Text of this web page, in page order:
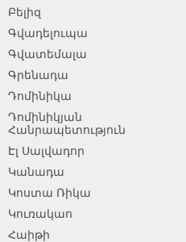
Բելիզ
Գվադելուպա
Գվատեմալա
Գրենադա
Դոմինիկա
Դոմինիկյան
Հանրապետություն
Էլ Սալվադոր
Կանադա
Կոստա Ռիկա
Կուռակաո
Հաիթի